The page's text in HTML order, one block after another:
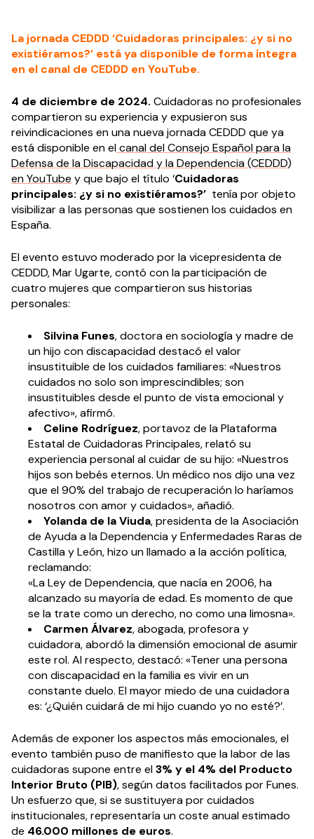
La jornada CEDDD ‘Cuidadoras principales: ¿y si no
existiéramos?’ está ya disponible de forma íntegra
en el canal de CEDDD en YouTube.
4 de diciembre de 2024. Cuidadoras no profesionales
compartieron su experiencia y expusieron sus
reivindicaciones en una nueva jornada CEDDD que ya
está disponible en elcanal del Consejo Español para la
Defensa de la Discapacidad y la Dependencia (CEDDD)
en YouTube y que bajo el título ‘Cuidadoras
principales: ¿y si no existiéramos?’ tenía por objeto
visibilizar a las personas que sostienen los cuidados en
España.
El evento estuvo moderado por la vicepresidenta de
CEDDD, Mar Ugarte, contó con la participación de
cuatro mujeres que compartieron sus historias
personales:
Silvina Funes, doctora en sociología y madre de
un hijo con discapacidad destacó el valor
insustituible de los cuidados familiares: «Nuestros
cuidados no solo son imprescindibles; son
insustituibles desde el punto de vista emocional y
afectivo», afirmó.
Celine Rodríguez, portavoz de la Plataforma
Estatal de Cuidadoras Principales, relató su
experiencia personal al cuidar de su hijo: «Nuestros
hijos son bebés eternos. Un médico nos dijo una vez
que el 90% del trabajo de recuperación lo haríamos
nosotros con amor y cuidados», añadió.
Yolanda de la Viuda, presidenta de la Asociación
de Ayuda a la Dependencia y Enfermedades Raras de
Castilla y León, hizo un llamado a la acción política,
reclamando:
«La Ley de Dependencia, que nacía en 2006, ha
alcanzado su mayoría de edad. Es momento de que
se la trate como un derecho, no como una limosna».
Carmen Álvarez, abogada, profesora y
cuidadora, abordó la dimensión emocional de asumir
este rol. Al respecto, destacó: «Tener una persona
con discapacidad en la familia es vivir en un
constante duelo. El mayor miedo de una cuidadora
es: ‘¿Quién cuidará de mi hijo cuando yo no esté?’.
Además de exponer los aspectos más emocionales, el
evento también puso de manifiesto que la labor de las
cuidadoras supone entre el3% y el 4% del Producto
Interior Bruto (PIB), según datos facilitados por Funes.
Un esfuerzo que, si se sustituyera por cuidados
institucionales, representaría un coste anual estimado
de 46.000 millones de euros.